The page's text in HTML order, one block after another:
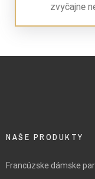
zvyčajne
NAŠE PRODUKTY
Francúzske dámske